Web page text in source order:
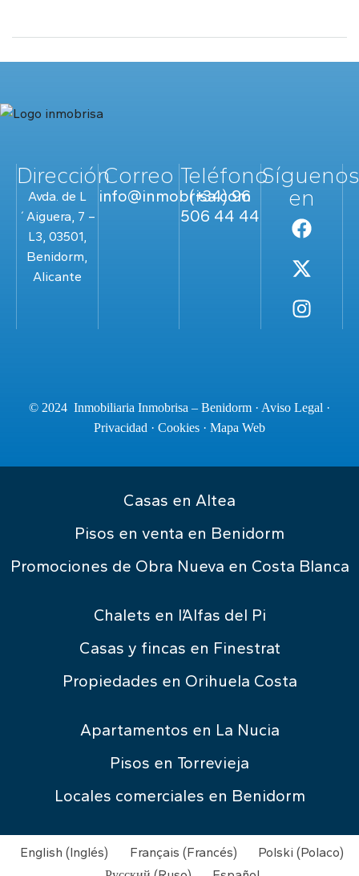
Dirección
Avda. de L
´Aiguera, 7 –
L3, 03501,
Benidorm,
Alicante
Correo
info@inmobrisa.com
Teléfono
(+34) 96
506 44 44
en
© 2024 Inmobiliaria Inmobrisa – Benidorm · Aviso Legal ·
Privacidad · Cookies · Mapa Web
Casas en Altea
Pisos en venta en Benidorm
Promociones de Obra Nueva en Costa Blanca
Chalets en l’Alfas del Pi
Casas y fincas en Finestrat
Propiedades en Orihuela Costa
Apartamentos en La Nucia
Pisos en Torrevieja
Locales comerciales en Benidorm
English (Inglés) Français (Francés) Polski (Polaco)